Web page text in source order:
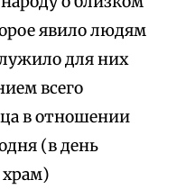
явило людям
для них
всего
в отношении
(в день
храм)